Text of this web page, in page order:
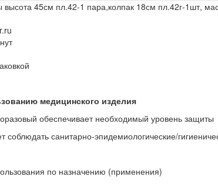
45см пл.42-1 пара,колпак 18см пл.42г-1шт,
медицинского изделия
обеспечивает необходимый уровень защиты
соблюдать санитарно-эпидемиологические/
по назначению (применения)